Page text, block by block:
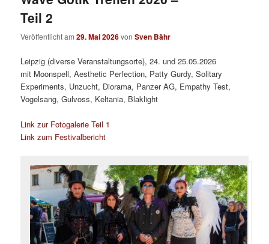
Teil 2
Veröffentlicht am29. Mai 2026vonSven Bähr
Leipzig (diverse Veranstaltungsorte), 24. und 25.05.2026
mit Moonspell, Aesthetic Perfection, Patty Gurdy, Solitary
Experiments, Unzucht, Diorama, Panzer AG, Empathy Test,
Vogelsang, Gulvoss, Keltania, Blaklight
Link zur Fotogalerie Teil 1
Link zum Festivalbericht